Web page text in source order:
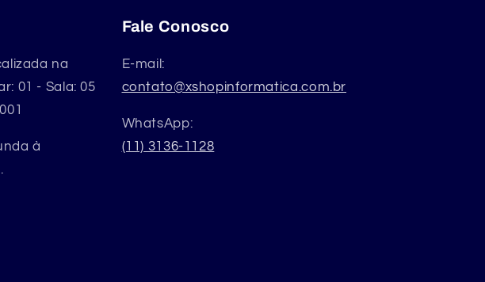
na
01 - Sala: 05
à
Fale Conosco
E-mail:
contato@xshopinformatica.com.br
WhatsApp:
(11) 3136-1128